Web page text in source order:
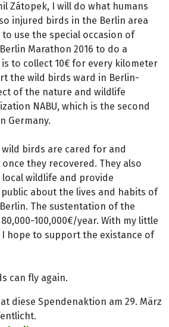
Zátopek, I will do what humans
injured birds in the Berlin area
use the special occasion of
Marathon 2016 to do a
to collect 10€ for every kilometer
the wild birds ward in Berlin-
of the nature and wildlife
NABU, which is the second
Germany.
birds are cared for and
they recovered. They also
wildlife and provide
about the lives and habits of
The sustentation of the
100,000€/year. With my little
hope to support the existance of
can fly again.
diese Spendenaktion am 29. März